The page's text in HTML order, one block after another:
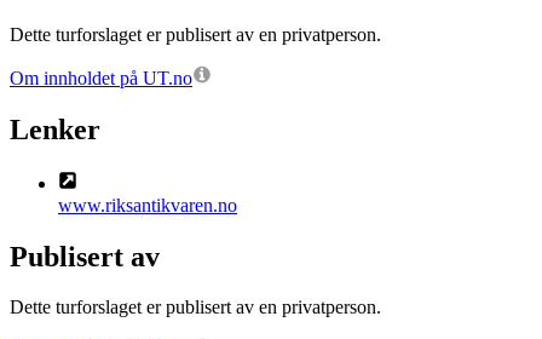
Dette turforslaget er publisert av en privatperson.
Om innholdet på UT.no
Lenker
www.riksantikvaren.no
Publisert av
Dette turforslaget er publisert av en privatperson.